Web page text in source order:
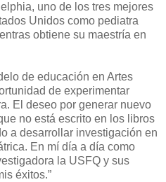
uno de los tres mejores
Unidos como pediatra
obtiene su maestría en
de educación en Artes
de experimentar
El deseo por generar nuevo
no está escrito en los libros
a desarrollar investigación en
En mí día a día como
la USFQ y sus
éxitos.”